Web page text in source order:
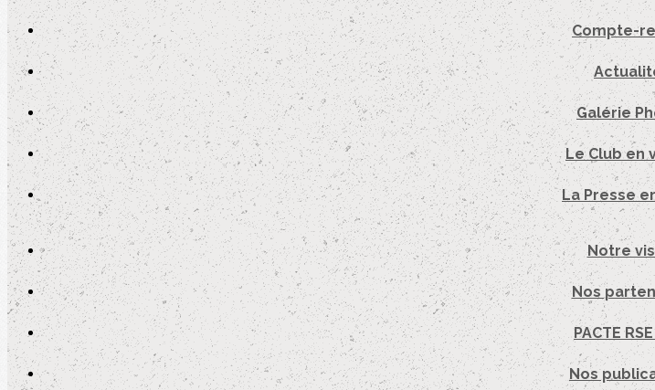
Compte-
Galérie
Le Club en
La Presse
Notre
Nos
PACTE
Nos